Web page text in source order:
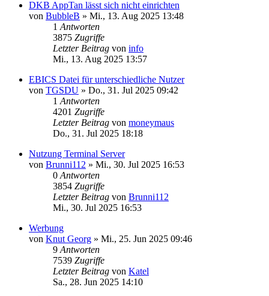
DKB AppTan lässt sich nicht einrichten
von BubbleB » Mi., 13. Aug 2025 13:48
1 Antworten
3875 Zugriffe
Letzter Beitrag von info
Mi., 13. Aug 2025 13:57
EBICS Datei für unterschiedliche Nutzer
von TGSDU » Do., 31. Jul 2025 09:42
1 Antworten
4201 Zugriffe
Letzter Beitrag von moneymaus
Do., 31. Jul 2025 18:18
Nutzung Terminal Server
von Brunni112 » Mi., 30. Jul 2025 16:53
0 Antworten
3854 Zugriffe
Letzter Beitrag von Brunni112
Mi., 30. Jul 2025 16:53
Werbung
von Knut Georg » Mi., 25. Jun 2025 09:46
9 Antworten
7539 Zugriffe
Letzter Beitrag von Katel
Sa., 28. Jun 2025 14:10